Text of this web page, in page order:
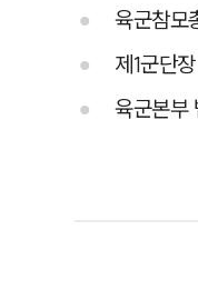
육군참모
제1군단
육군본부